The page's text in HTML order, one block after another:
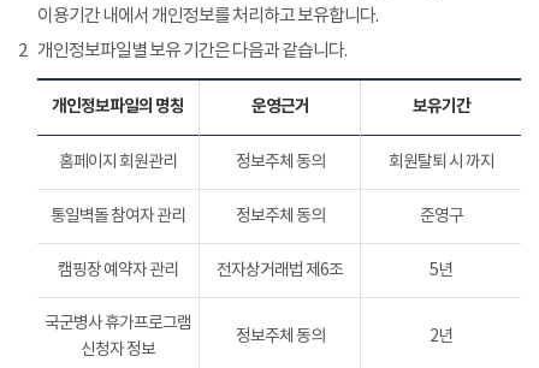
이용기간 내에서 개인정보를 처리하고 보유합니다.
2 개인정보파일별 보유 기간은 다음과 같습니다.
개인정보파일의 명칭 운영근거 보유기간
홈페이지 회원관리 정보주체 동의 회원탈퇴 시 까지
통일벽돌 참여자 관리 정보주체 동의 준영구
캠핑장 예약자 관리 전자상거래법 제6조 5년
국군병사 휴가프로그램
신청자 정보
정보주체 동의 2년